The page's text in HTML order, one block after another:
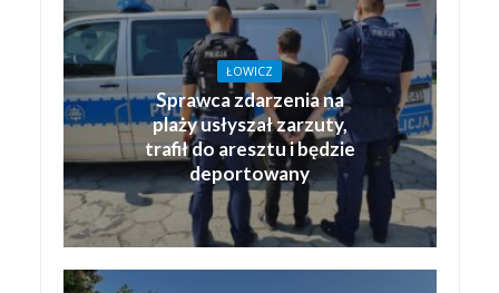
ŁOWICZ
Sprawca zdarzenia na
plaży usłyszał zarzuty,
trafił do aresztu i będzie
deportowany